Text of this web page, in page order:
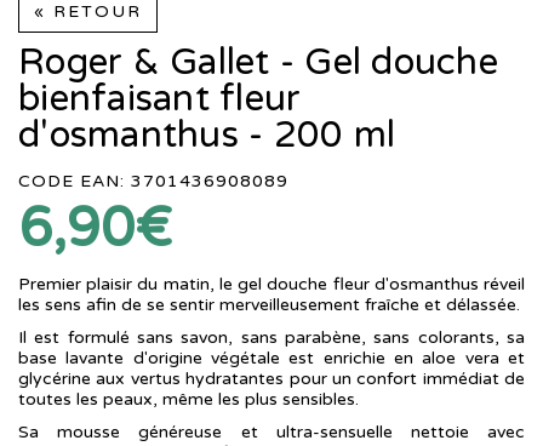
« RETOUR
Roger & Gallet - Gel douche
bienfaisant fleur
d'osmanthus - 200 ml
CODE EAN: 3701436908089
6,90€
Premier plaisir du matin, le gel douche fleur d'osmanthus réveil
les sens afin de se sentir merveilleusement fraîche et délassée.
Il est formulé sans savon, sans parabène, sans colorants, sa
base lavante d'origine végétale est enrichie en aloe vera et
glycérine aux vertus hydratantes pour un confort immédiat de
toutes les peaux, même les plus sensibles.
Sa mousse généreuse et ultra-sensuelle nettoie avec